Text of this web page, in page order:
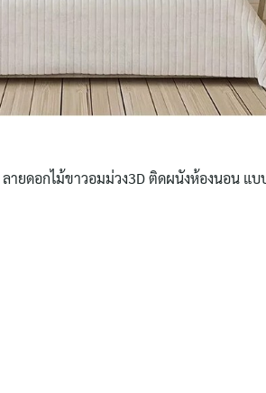
ายดอกไม้ขาวอมม่วง3D ติดผนังห้องนอน แบ